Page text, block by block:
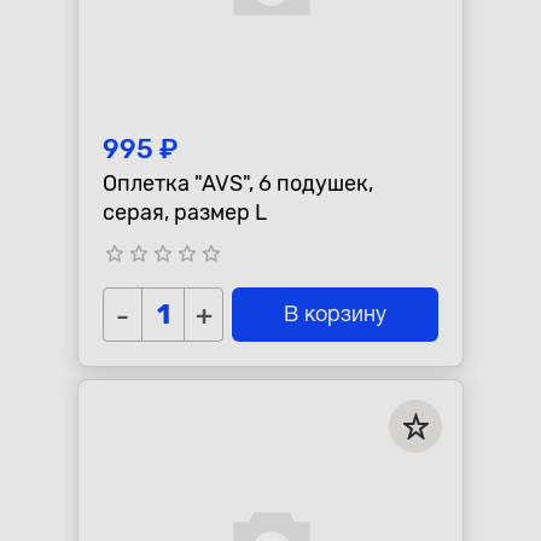
995 ₽
Оплетка "AVS", 6 подушек,
серая, размер L
star_border star_border star_border star_border star_border
- + В корзину